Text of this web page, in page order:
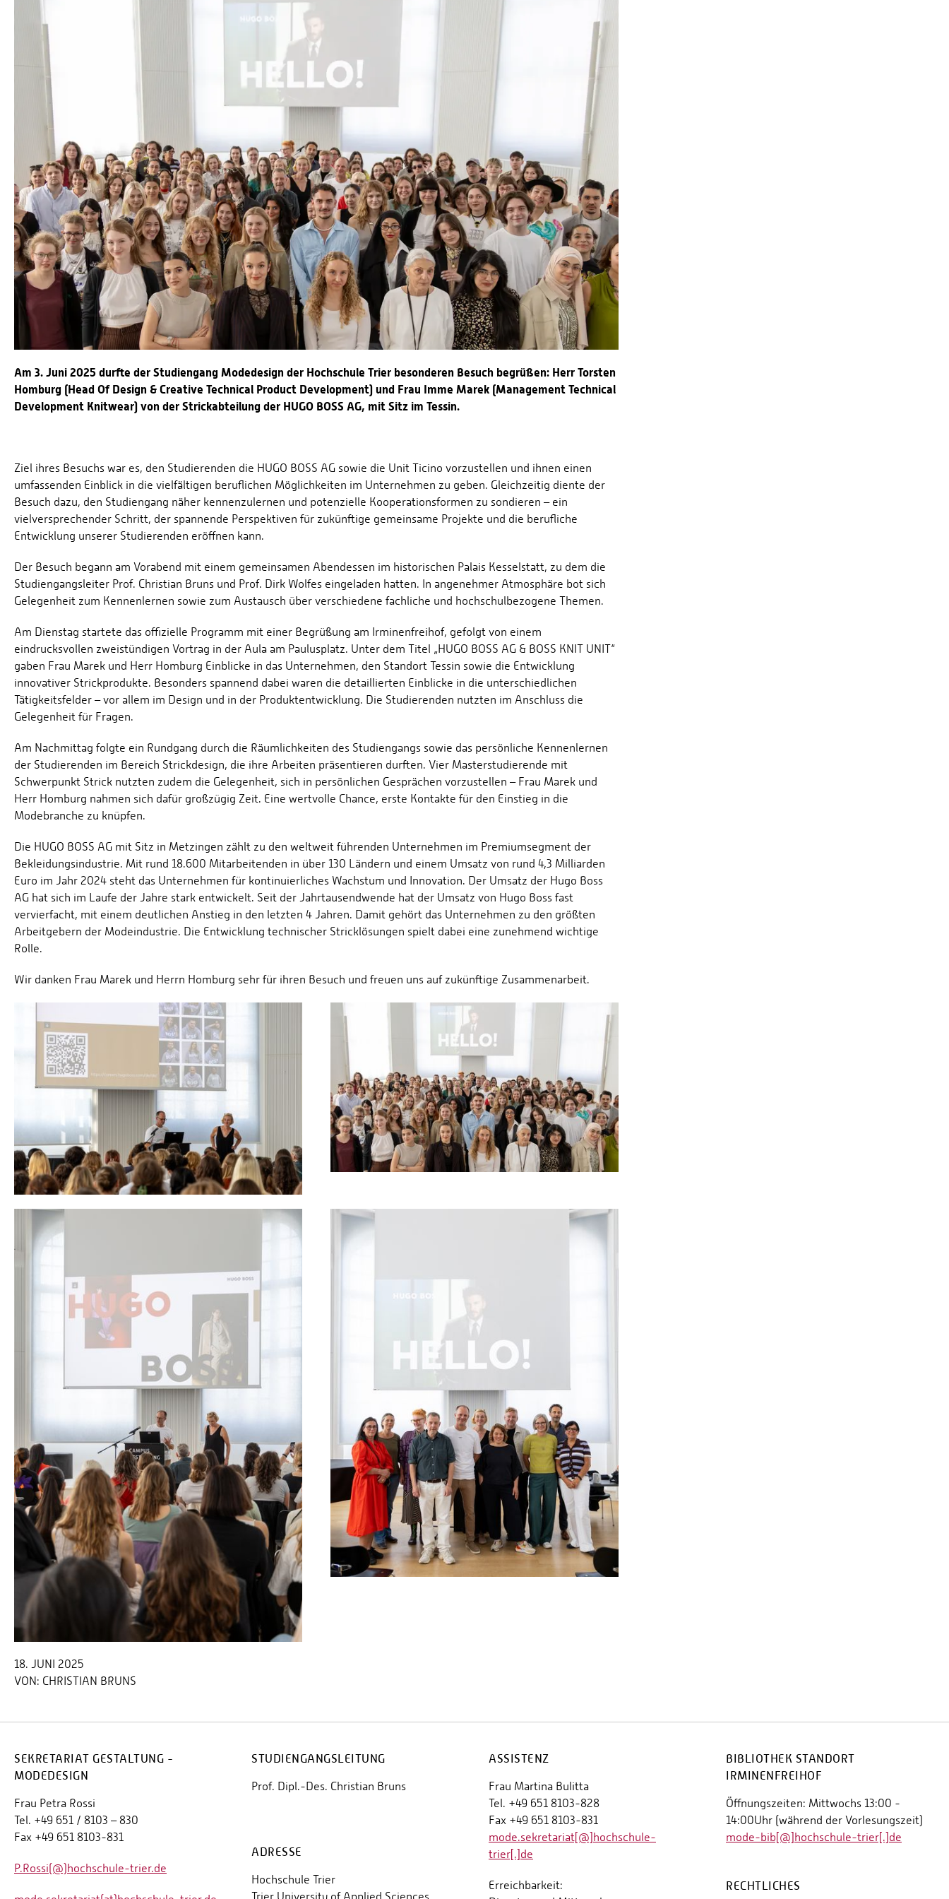
Am 3. Juni 2025 durfte der Studiengang Modedesign der Hochschule Trier besonderen Besuch begrüßen: Herr Torsten
Homburg (Head Of Design & Creative Technical Product Development) und Frau Imme Marek (Management Technical
Development Knitwear) von der Strickabteilung der HUGO BOSS AG, mit Sitz im Tessin.
Ziel ihres Besuchs war es, den Studierenden die HUGO BOSS AG sowie die Unit Ticino vorzustellen und ihnen einen
umfassenden Einblick in die vielfältigen beruflichen Möglichkeiten im Unternehmen zu geben. Gleichzeitig diente der
Besuch dazu, den Studiengang näher kennenzulernen und potenzielle Kooperationsformen zu sondieren – ein
vielversprechender Schritt, der spannende Perspektiven für zukünftige gemeinsame Projekte und die berufliche
Entwicklung unserer Studierenden eröffnen kann.
Der Besuch begann am Vorabend mit einem gemeinsamen Abendessen im historischen Palais Kesselstatt, zu dem die
Studiengangsleiter Prof. Christian Bruns und Prof. Dirk Wolfes eingeladen hatten. In angenehmer Atmosphäre bot sich
Gelegenheit zum Kennenlernen sowie zum Austausch über verschiedene fachliche und hochschulbezogene Themen.
Am Dienstag startete das offizielle Programm mit einer Begrüßung am Irminenfreihof, gefolgt von einem
eindrucksvollen zweistündigen Vortrag in der Aula am Paulusplatz. Unter dem Titel „HUGO BOSS AG & BOSS KNIT UNIT“
gaben Frau Marek und Herr Homburg Einblicke in das Unternehmen, den Standort Tessin sowie die Entwicklung
innovativer Strickprodukte. Besonders spannend dabei waren die detaillierten Einblicke in die unterschiedlichen
Tätigkeitsfelder – vor allem im Design und in der Produktentwicklung. Die Studierenden nutzten im Anschluss die
Gelegenheit für Fragen.
Am Nachmittag folgte ein Rundgang durch die Räumlichkeiten des Studiengangs sowie das persönliche Kennenlernen
der Studierenden im Bereich Strickdesign, die ihre Arbeiten präsentieren durften. Vier Masterstudierende mit
Schwerpunkt Strick nutzten zudem die Gelegenheit, sich in persönlichen Gesprächen vorzustellen – Frau Marek und
Herr Homburg nahmen sich dafür großzügig Zeit. Eine wertvolle Chance, erste Kontakte für den Einstieg in die
Modebranche zu knüpfen.
Die HUGO BOSS AG mit Sitz in Metzingen zählt zu den weltweit führenden Unternehmen im Premiumsegment der
Bekleidungsindustrie. Mit rund 18.600 Mitarbeitenden in über 130 Ländern und einem Umsatz von rund 4,3 Milliarden
Euro im Jahr 2024 steht das Unternehmen für kontinuierliches Wachstum und Innovation. Der Umsatz der Hugo Boss
AG hat sich im Laufe der Jahre stark entwickelt. Seit der Jahrtausendwende hat der Umsatz von Hugo Boss fast
vervierfacht, mit einem deutlichen Anstieg in den letzten 4 Jahren. Damit gehört das Unternehmen zu den größten
Arbeitgebern der Modeindustrie. Die Entwicklung technischer Stricklösungen spielt dabei eine zunehmend wichtige
Rolle.
Wir danken Frau Marek und Herrn Homburg sehr für ihren Besuch und freuen uns auf zukünftige Zusammenarbeit.
18. JUNI 2025
VON: CHRISTIAN BRUNS
SEKRETARIAT GESTALTUNG -
MODEDESIGN
Frau Petra Rossi
Tel. +49 651 / 8103 – 830
Fax +49 651 8103-831
P.Rossi(@)hochschule-trier.de
STUDIENGANGSLEITUNG
Prof. Dipl.-Des. Christian Bruns
ADRESSE
Hochschule Trier
ASSISTENZ
Frau Martina Bulitta
Tel. +49 651 8103-828
Fax +49 651 8103-831
mode.sekretariat[@]hochschule-
trier[.]de
Erreichbarkeit:
BIBLIOTHEK STANDORT
IRMINENFREIHOF
Öffnungszeiten: Mittwochs 13:00 -
14:00Uhr (während der Vorlesungszeit)
mode-bib[@]hochschule-trier[.]de
RECHTLICHES